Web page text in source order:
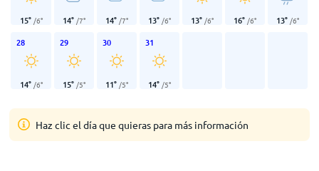
15° /6° 14° /7° 14° /7° 13° /6° 13° /6° 16° /6° 13° /6°
28
14° /6°
29
15° /5°
30
11° /5°
31
14° /5°
Haz clic el día que quieras para más información